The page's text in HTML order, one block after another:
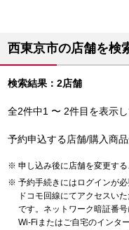
西東京市の店舗を検
検索結果：2店舗
全2件中1 〜 2件目を表示
予約申込する店舗/購入商
申し込み後に店舗を変更する
予約手続きにはログインが必
ドコモ回線にてアクセスい
です。ネットワーク暗証番
Wi-Fiまたはご自宅のインタ